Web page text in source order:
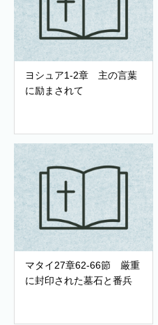
ヨシュア1-2章 主の言葉
に励まされて
マタイ27章62-66節 厳重
に封印された墓石と番兵